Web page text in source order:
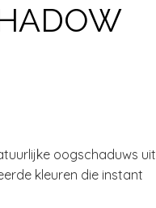
oogschaduws uit
kleuren die instant